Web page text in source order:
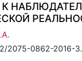
К
2075-0862-2016-